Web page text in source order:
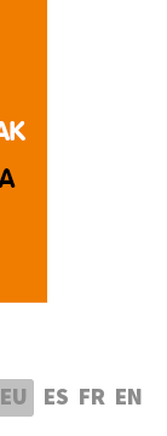
EU ES FR EN